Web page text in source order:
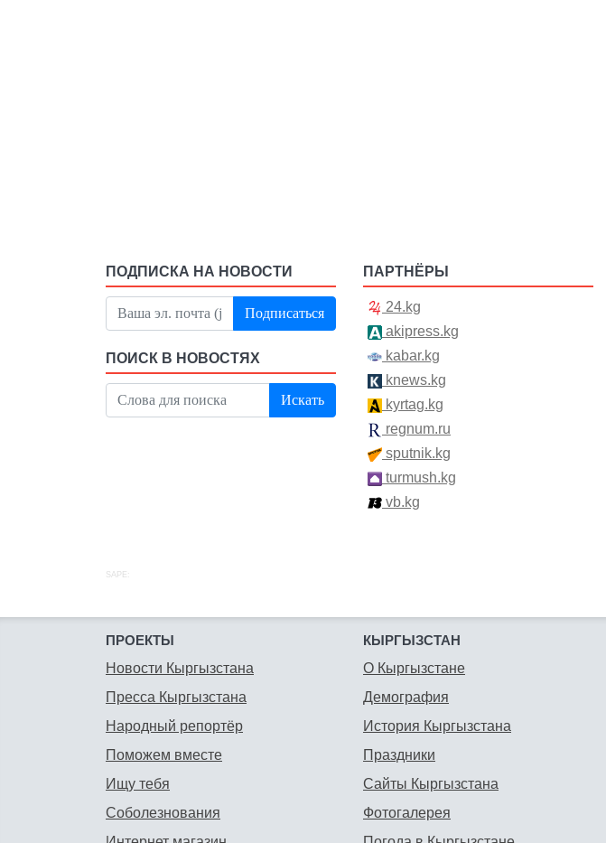
ПОДПИСКА НА НОВОСТИ
Подписаться
ПОИСК В НОВОСТЯХ
Искать
ПАРТНЁРЫ
24.kg
akipress.kg
kabar.kg
knews.kg
kyrtag.kg
regnum.ru
sputnik.kg
turmush.kg
vb.kg
SAPE:
ПРОЕКТЫ
Новости Кыргызстана
Пресса Кыргызстана
Народный репортёр
Поможем вместе
Ищу тебя
Соболезнования
КЫРГЫЗСТАН
О Кыргызстане
Демография
История Кыргызстана
Праздники
Сайты Кыргызстана
Фотогалерея